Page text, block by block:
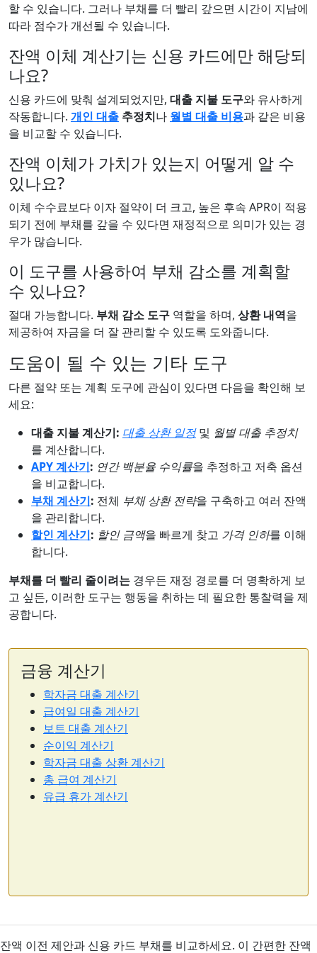
할 수 있습니다. 그러나 부채를 더 빨리 갚으면 시간이 지남에
따라 점수가 개선될 수 있습니다.
잔액 이체 계산기는 신용 카드에만 해당되
나요?
신용 카드에 맞춰 설계되었지만, 대출 지불 도구와 유사하게
작동합니다. 개인 대출 추정치나 월별 대출 비용과 같은 비용
을 비교할 수 있습니다.
잔액 이체가 가치가 있는지 어떻게 알 수
있나요?
이체 수수료보다 이자 절약이 더 크고, 높은 후속 APR이 적용
되기 전에 부채를 갚을 수 있다면 재정적으로 의미가 있는 경
우가 많습니다.
이 도구를 사용하여 부채 감소를 계획할
수 있나요?
절대 가능합니다. 부채 감소 도구 역할을 하며, 상환 내역을
제공하여 자금을 더 잘 관리할 수 있도록 도와줍니다.
도움이 될 수 있는 기타 도구
다른 절약 또는 계획 도구에 관심이 있다면 다음을 확인해 보
세요:
대출 지불 계산기: 대출 상환 일정및 월별 대출 추정치
를 계산합니다.
APY 계산기: 연간 백분율 수익률을 추정하고 저축 옵션
을 비교합니다.
부채 계산기: 전체 부채 상환 전략을 구축하고 여러 잔액
을 관리합니다.
할인 계산기: 할인 금액을 빠르게 찾고 가격 인하를 이해
합니다.
부채를 더 빨리 줄이려는 경우든 재정 경로를 더 명확하게 보
고 싶든, 이러한 도구는 행동을 취하는 데 필요한 통찰력을 제
공합니다.
금융 계산기
학자금 대출 계산기
급여일 대출 계산기
보트 대출 계산기
순이익 계산기
학자금 대출 상환 계산기
총 급여 계산기
유급 휴가 계산기
잔액 이전 제안과 신용 카드 부채를 비교하세요. 이 간편한 잔액